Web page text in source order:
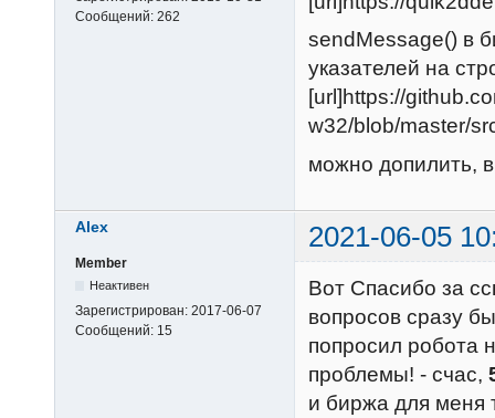
Сообщений: 262
sendMessage() в
указателей на
[url]https://
w32/blob/master/
можно допилить,
Alex 2021-06-05
Member
Неактивен
Зарегистрирован: 2017-06-07
Сообщений: 15
Вот Спасибо за
вопросов сразу
попросил робота
проблемы! - счас,
и биржа для меня